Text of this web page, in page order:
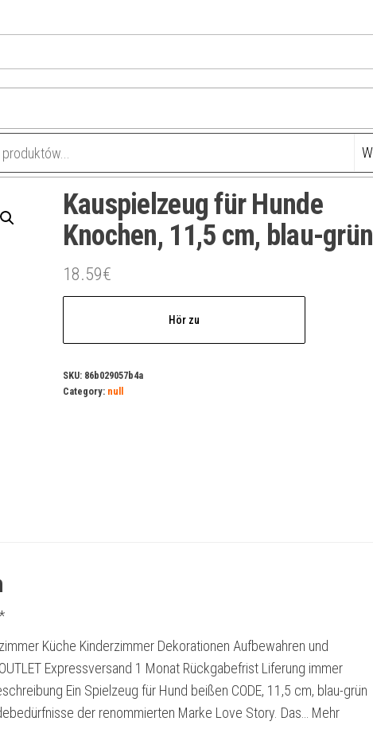
Kauspielzeug für Hunde
Knochen, 11,5 cm, blau-grün
18.59€
Hör zu
SKU: 86b029057b4a
Category: null
Küche Kinderzimmer Dekorationen Aufbewahren und
Expressversand 1 Monat Rückgabefrist Liferung immer
Ein Spielzeug für Hund beißen CODE, 11,5 cm, blau-grün
der renommierten Marke Love Story. Das… Mehr